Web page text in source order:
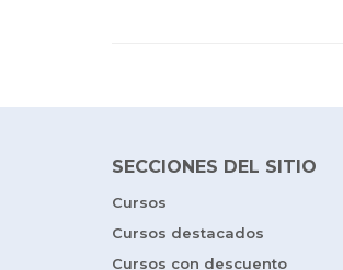
SECCIONES DEL SITIO
Cursos
Cursos destacados
Cursos con descuento